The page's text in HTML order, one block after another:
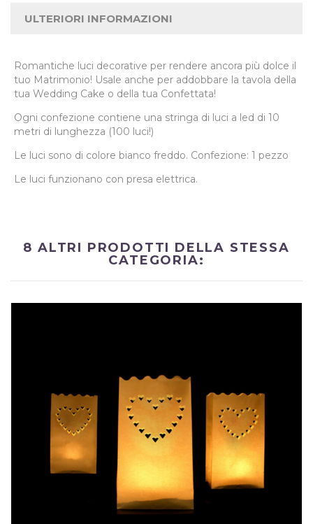
ULTERIORI INFORMAZIONI
Romantiche luci decorative per rendere ancora più dolce il
tuo Matrimonio! Usale anche per addobbare la tavola della
tua Wedding Cake o della tua Confettata!
Ogni confezione contiene una stringa di luci a led di 10
metri di lunghezza (100 luci!)
Le luci sono di colore bianco freddo. Confezione: 1 pezzo
Le luci funzionano con presa elettrica.
8 ALTRI PRODOTTI DELLA STESSA
CATEGORIA: